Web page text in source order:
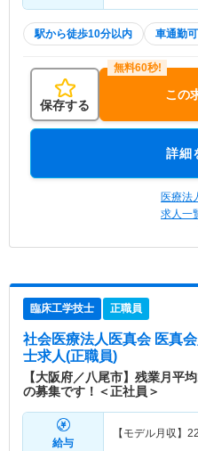
駅から徒歩10分以内 車通勤可
保存する
この
詳細
医療法
求人一
臨床工学技士 正職員
社会医療法人医真会 医真
士求人(正職員)
【大阪府／八尾市】残業月平
の募集です！＜正社員＞
給与
【モデル月収】